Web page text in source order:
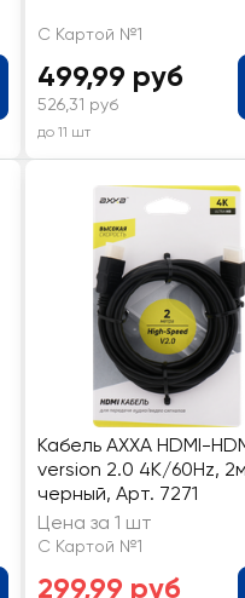
С Картой №1
499,99 руб
526,31 руб
до 11 шт
Кабель AXXA HDMI-
version 2.0 4K/60Hz,
черный, Арт. 7271
Цена за 1 шт
С Картой №1
299,99 руб